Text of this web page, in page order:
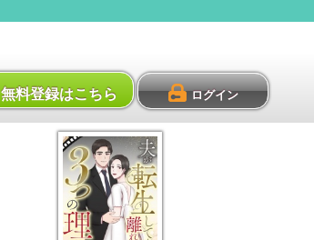
無料登録はこちら ログイン